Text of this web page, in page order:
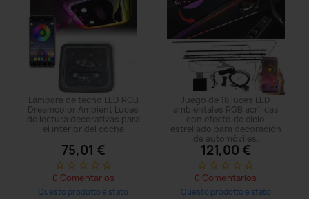
Lámpara de techo LED RGB
Dreamcolor Ambient Luces
de lectura decorativas para
el interior del coche
75,01 €
star_border star_border star_border star_border star_border
0 Comentarios
Questo prodotto è stato
Juego de 18 luces LED
ambientales RGB acrílicas
con efecto de cielo
estrellado para decoración
de automóviles.
121,00 €
star_border star_border star_border star_border star_border
0 Comentarios
Questo prodotto è stato